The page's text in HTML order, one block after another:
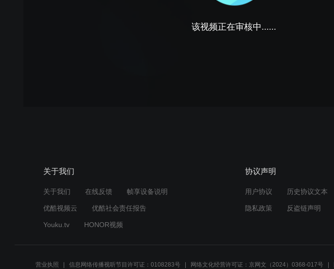
该视频正在审核中......
关于我们
关于我们 在线反馈 帧享设备说明
优酷视频云 优酷社会责任报告
Youku.tv HONOR视频
协议声明
用户协议 历史协议文本
隐私政策 反盗链声明
营业执照 信息网络传播视听节目许可证：0108283号 网络文化经营许可证：京网文（2024）0368-017号